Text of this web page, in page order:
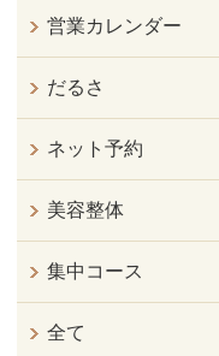
営業カレンダー
だるさ
ネット予約
美容整体
集中コース
全て